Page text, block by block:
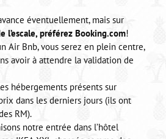
éventuellement, mais sur
l’escale, préférez Booking.com!
Air Bnb, vous serez en plein centre,
avoir à attendre la validation de
hébergements présents sur
dans les derniers jours (ils ont
RM).
notre entrée dans l’hôtel